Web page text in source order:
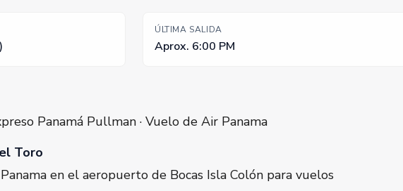
ÚLTIMA SALIDA
Aprox. 6:00 PM
Panamá Pullman · Vuelo de Air Panama
Toro
en el aeropuerto de Bocas Isla Colón para vuelos